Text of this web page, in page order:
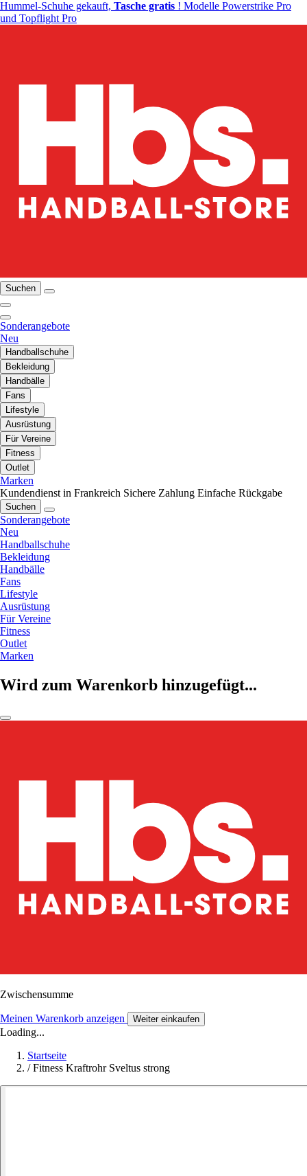
Hummel-Schuhe gekauft, Tasche gratis ! Modelle Powerstrike Pro
und Topflight Pro
Suchen
Sonderangebote
Neu
Handballschuhe
Bekleidung
Handbälle
Fans
Lifestyle
Ausrüstung
Für Vereine
Fitness
Outlet
Marken
Kundendienst in Frankreich Sichere Zahlung Einfache Rückgabe
Suchen
Sonderangebote
Neu
Handballschuhe
Bekleidung
Handbälle
Fans
Lifestyle
Ausrüstung
Für Vereine
Fitness
Outlet
Marken
Wird zum Warenkorb hinzugefügt...
Zwischensumme
Meinen Warenkorb anzeigen Weiter einkaufen
Loading...
Startseite
/ Fitness Kraftrohr Sveltus strong